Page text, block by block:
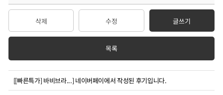
삭제 수정 글쓰기
목록
[[빠른특가] 바비브라...] 네이버페이에서 작성된 후기입니다.